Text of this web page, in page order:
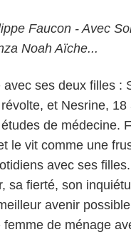
Faucon - Avec
Noah Aïche...
avec ses deux filles :
et Nesrine, 18
de médecine.
le vit comme une
avec ses
sa fierté, son
avenir
de ménage